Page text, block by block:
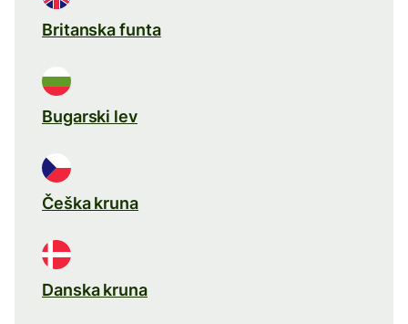
Britanska funta
Bugarski lev
Češka kruna
Danska kruna